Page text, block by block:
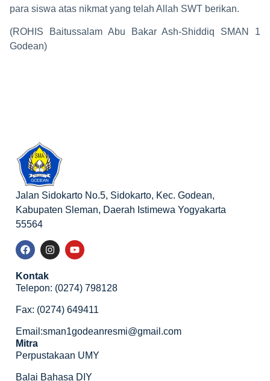
para siswa atas nikmat yang telah Allah SWT berikan.
(ROHIS Baitussalam Abu Bakar Ash-Shiddiq SMAN 1
Godean)
Jalan Sidokarto No.5, Sidokarto, Kec. Godean,
Kabupaten Sleman, Daerah Istimewa Yogyakarta
55564
Kontak
Telepon: (0274) 798128
Fax: (0274) 649411
Email:sman1godeanresmi@gmail.com
Mitra
Perpustakaan UMY
Balai Bahasa DIY